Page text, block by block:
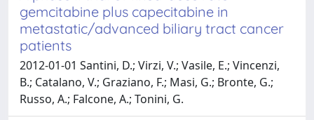
gemcitabine plus capecitabine in
metastatic/advanced biliary tract cancer
patients
2012-01-01 Santini, D.; Virzi, V.; Vasile, E.; Vincenzi,
B.; Catalano, V.; Graziano, F.; Masi, G.; Bronte, G.;
Russo, A.; Falcone, A.; Tonini, G.